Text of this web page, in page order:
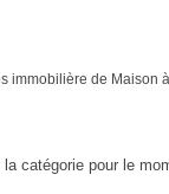
immobilière de Maison
catégorie pour le